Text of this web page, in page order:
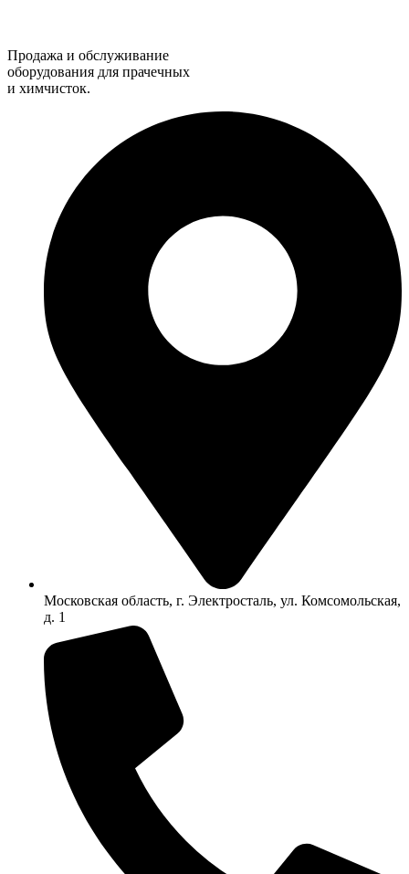
Продажа и обслуживание
оборудования для прачечных
и химчисток.
Московская область, г. Электросталь, ул. Комсомольская,
д. 1